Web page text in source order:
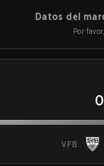
Datos del
Por
0
VFB